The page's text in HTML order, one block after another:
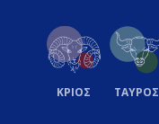
ΚΡΙΟΣ ΤΑΥΡΟΣ